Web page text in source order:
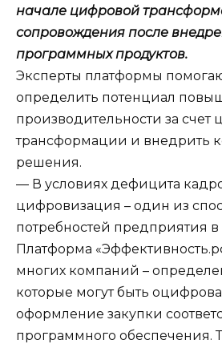
начале цифровой
сопровождения после
программных продуктов.
Эксперты платформы
определить потенциал
производительности за счет
трансформации и внедрить
решения.
— В условиях дефицита
цифровизация – один из
потребностей предприятия в
Платформа
многих компаний –
которые могут быть
оформление закупки
программного обеспечения.